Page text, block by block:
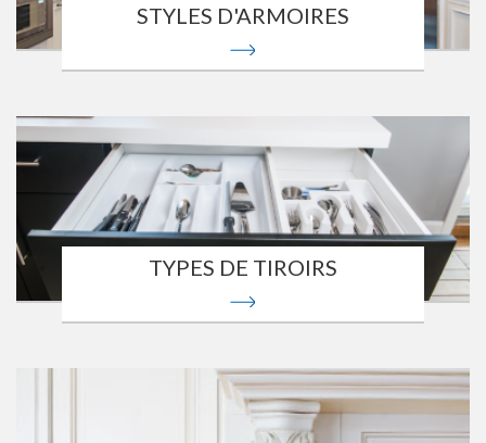
STYLES D'ARMOIRES
TYPES DE TIROIRS